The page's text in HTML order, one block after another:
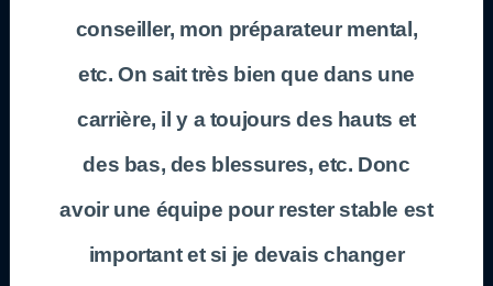
conseiller, mon préparateur mental,
etc. On sait très bien que dans une
carrière, il y a toujours des hauts et
des bas, des blessures, etc. Donc
avoir une équipe pour rester stable est
important et si je devais changer